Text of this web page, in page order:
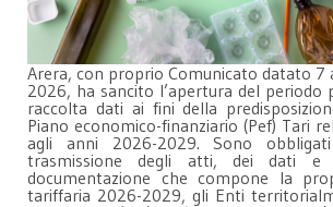
Arera, con proprio Comunicato datato 7
2026, ha sancito l’apertura del periodo
raccolta dati ai fini della
Piano economico-finanziario (Pef) Tari
agli anni 2026-2029. Sono
trasmissione degli atti, dei dati e
documentazione che compone la
tariffaria 2026-2029, gli Enti